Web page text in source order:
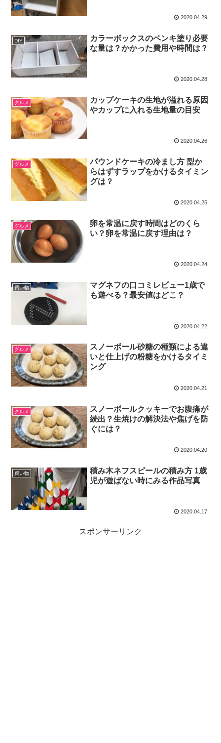
2020.04.29
DIY
カラーボックスのペンキ塗り必要
な量は？かかった費用や時間は？
2020.04.28
グルメ
カップケーキの生地が溢れる原因
やカップに入れる生地量の目安
2020.04.26
グルメ
パウンドケーキの冷まし方 型か
らはずすラップをかけるタイミン
グは？
2020.04.25
グルメ
卵を常温に戻す時間はどのくら
い？卵を常温に戻す理由は？
2020.04.24
買い物
マグネフの口コミレビュー1歳で
も遊べる？最安値はどこ？
2020.04.22
グルメ
スノーボール砂糖の種類による違
いと仕上げの粉糖をかけるタイミ
ング
2020.04.21
グルメ
スノーボールクッキーでお腹痛が
続出？生焼けの解決法や焦げを防
ぐには？
2020.04.20
買い物
積み木ネフスピールの積み方 1歳
児が遊ばない時にみる作品写真
2020.04.17
スポンサーリンク